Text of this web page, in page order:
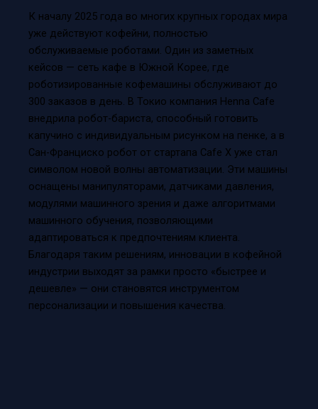
К началу 2025 года во многих крупных городах мира
уже действуют кофейни, полностью
обслуживаемые роботами. Один из заметных
кейсов — сеть кафе в Южной Корее, где
роботизированные кофемашины обслуживают до
300 заказов в день. В Токио компания Henna Cafe
внедрила робот-бариста, способный готовить
капучино с индивидуальным рисунком на пенке, а в
Сан-Франциско робот от стартапа Cafe X уже стал
символом новой волны автоматизации. Эти машины
оснащены манипуляторами, датчиками давления,
модулями машинного зрения и даже алгоритмами
машинного обучения, позволяющими
адаптироваться к предпочтениям клиента.
Благодаря таким решениям, инновации в кофейной
индустрии выходят за рамки просто «быстрее и
дешевле» — они становятся инструментом
персонализации и повышения качества.